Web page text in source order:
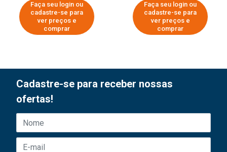
Faça seu login ou
cadastre-se para
ver preços e
comprar
Faça seu login ou
cadastre-se para
ver preços e
comprar
Cadastre-se para receber nossas
ofertas!